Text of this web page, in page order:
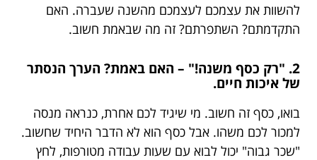
להשוות את עצמכם לעצמכם מהשנה שעברה. האם
התקדמתם? השתפרתם? זה מה שבאמת חשוב.
2. "רק כסף משנה!" – האם באמת? הערך הנסתר
של איכות חיים.
בואו, כסף זה חשוב. מי שיגיד לכם אחרת, כנראה מנסה
למכור לכם משהו. אבל כסף הוא לא הדבר היחיד שחשוב.
"שכר גבוה" יכול לבוא עם שעות עבודה מטורפות, לחץ